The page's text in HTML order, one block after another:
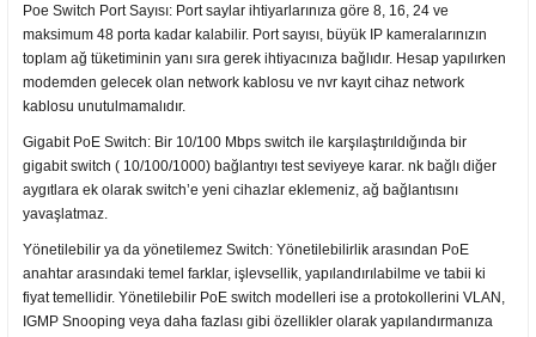
Poe Switch Port Sayısı: Port saylar ihtiyarlarınıza göre 8, 16, 24 ve
maksimum 48 porta kadar kalabilir. Port sayısı, büyük IP kameralarınızın
toplam ağ tüketiminin yanı sıra gerek ihtiyacınıza bağlıdır. Hesap yapılırken
modemden gelecek olan network kablosu ve nvr kayıt cihaz network
kablosu unutulmamalıdır.
Gigabit PoE Switch: Bir 10/100 Mbps switch ile karşılaştırıldığında bir
gigabit switch ( 10/100/1000) bağlantıyı test seviyeye karar. nk bağlı diğer
aygıtlara ek olarak switch’e yeni cihazlar eklemeniz, ağ bağlantısını
yavaşlatmaz.
Yönetilebilir ya da yönetilemez Switch: Yönetilebilirlik arasından PoE
anahtar arasındaki temel farklar, işlevsellik, yapılandırılabilme ve tabii ki
fiyat temellidir. Yönetilebilir PoE switch modelleri ise a protokollerini VLAN,
IGMP Snooping veya daha fazlası gibi özellikler olarak yapılandırmanıza